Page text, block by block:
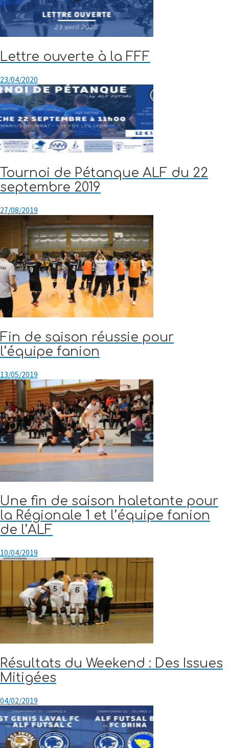
Lettre ouverte à la FFF
23/04/2020
Tournoi de Pétanque ALF du 22
septembre 2019
27/08/2019
Fin de saison réussie pour
l’équipe fanion
13/05/2019
Une fin de saison haletante pour
la Régionale 1 et l’équipe fanion
de l’ALF
10/04/2019
Résultats du Weekend : Des Issues
Mitigées
04/02/2019